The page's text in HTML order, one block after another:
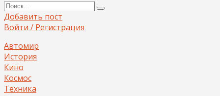
Добавить пост
Войти / Регистрация
Автомир
История
Кино
Космос
Техника